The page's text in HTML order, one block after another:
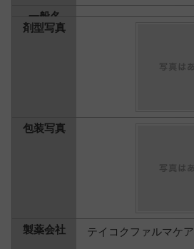
テイコクファルマケア